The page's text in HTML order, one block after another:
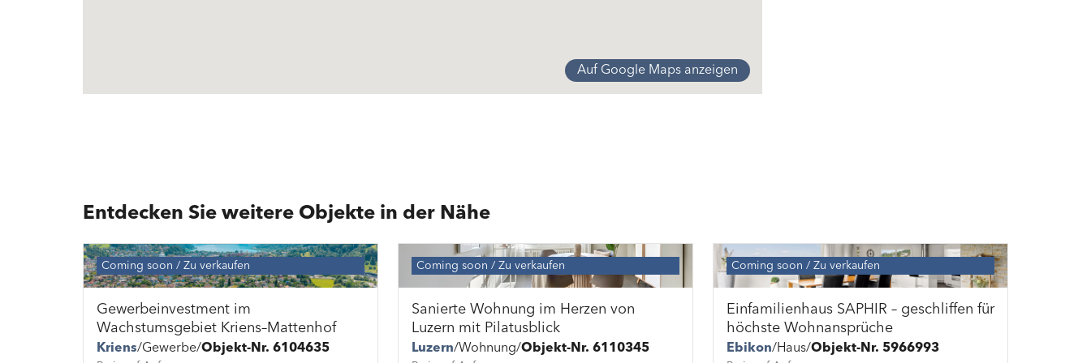
Auf Google Maps anzeigen
Entdecken Sie weitere Objekte in der Nähe
Coming soon Zu verkaufen
Gewerbeinvestment im
Wachstumsgebiet Kriens–Mattenhof
Kriens Gewerbe Objekt-Nr. 6104635
Coming soon Zu verkaufen
Sanierte Wohnung im Herzen von
Luzern mit Pilatusblick
Luzern Wohnung Objekt-Nr. 6110345
Coming soon Zu verkaufen
Einfamilienhaus SAPHIR – geschliffen für
höchste Wohnansprüche
Ebikon Haus Objekt-Nr. 5966993